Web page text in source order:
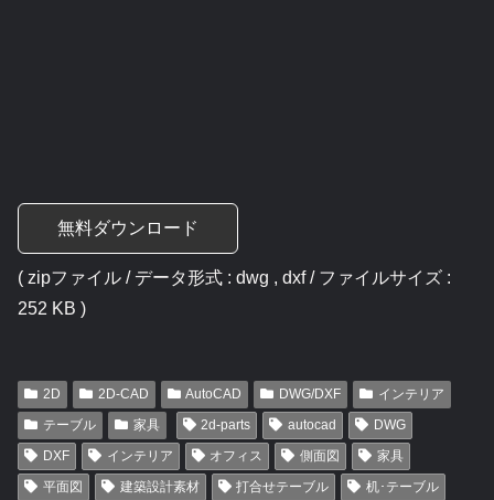
無料ダウンロード
( zipファイル / データ形式 : dwg , dxf / ファイルサイズ :
252 KB )
2D 2D-CAD AutoCAD DWG/DXF
インテリア
テーブル
家具 2d-parts autocad
DWG
DXF
インテリア オフィス 側面図
家具
平面図
建築設計素材 打合せテーブル
机･テーブル